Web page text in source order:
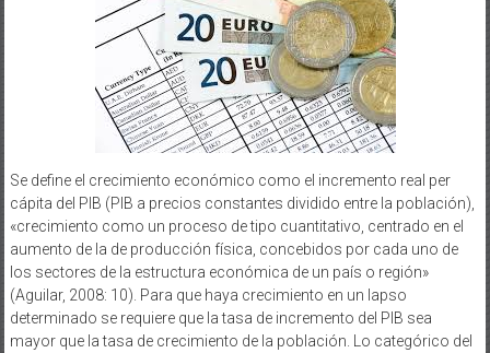
Se define el crecimiento económico como el incremento real per
cápita del PIB (PIB a precios constantes dividido entre la población),
«crecimiento como un proceso de tipo cuantitativo, centrado en el
aumento de la de producción física, concebidos por cada uno de
los sectores de la estructura económica de un país o región»
(Aguilar, 2008: 10). Para que haya crecimiento en un lapso
determinado se requiere que la tasa de incremento del PIB sea
mayor que la tasa de crecimiento de la población. Lo categórico del